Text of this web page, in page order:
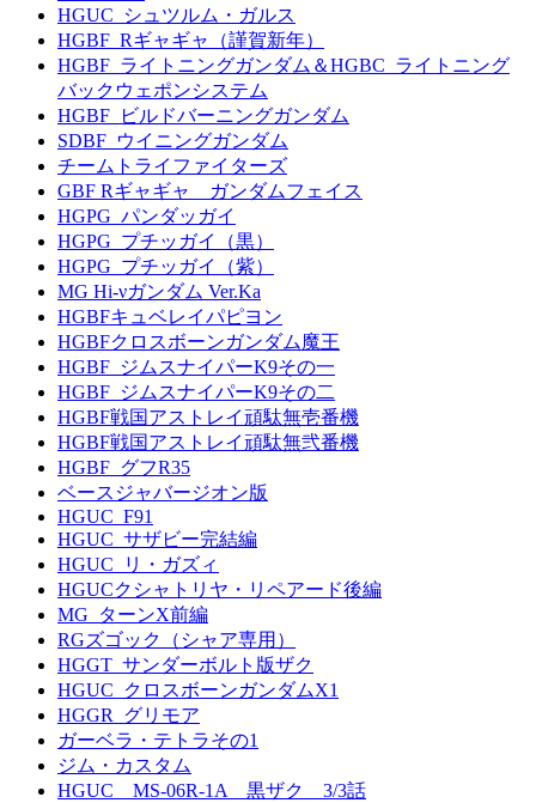
HGUC_シュツルム・ガルス
HGBF_Rギャギャ（謹賀新年）
HGBF_ライトニングガンダム＆HGBC_ライトニング
バックウェポンシステム
HGBF_ビルドバーニングガンダム
SDBF_ウイニングガンダム
チームトライファイターズ
GBF Rギャギャ ガンダムフェイス
HGPG_パンダッガイ
HGPG_プチッガイ（黒）
HGPG_プチッガイ（紫）
MG Hi-νガンダム Ver.Ka
HGBFキュベレイパピヨン
HGBFクロスボーンガンダム魔王
HGBF_ジムスナイパーK9その一
HGBF_ジムスナイパーK9その二
HGBF戦国アストレイ頑駄無壱番機
HGBF戦国アストレイ頑駄無弐番機
HGBF_グフR35
ベースジャバージオン版
HGUC_F91
HGUC_サザビー完結編
HGUC_リ・ガズィ
HGUCクシャトリヤ・リペアード後編
MG_ターンX前編
RGズゴック（シャア専用）
HGGT_サンダーボルト版ザク
HGUC_クロスボーンガンダムX1
HGGR_グリモア
ガーベラ・テトラその1
ジム・カスタム
HGUC MS-06R-1A 黒ザク 3/3話